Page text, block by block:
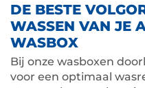
DE BESTE
WASSEN VAN JE
WASBOX
Bij onze wasboxen
voor een optimaal